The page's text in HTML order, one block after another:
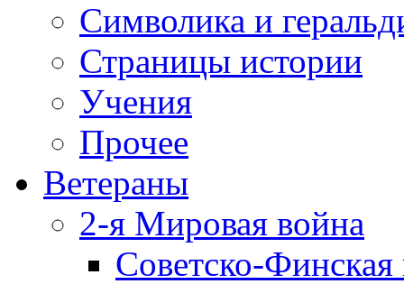
Символика и
Страницы истории
Учения
Прочее
Ветераны
2-я Мировая война
Советско-